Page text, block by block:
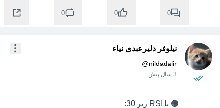
0
0
0
نیلوفر دلیرعبدی نیاء
@nildadalir
3 سال پیش
🟠 با RSI زیر 30: